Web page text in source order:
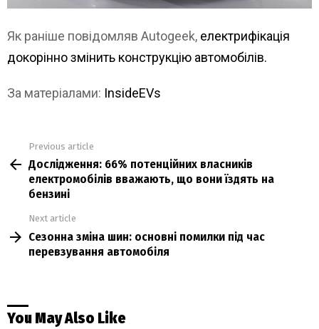
Як раніше повідомляв Autogeek, електрифікація
докорінно змінить конструкцію автомобілів.
За матеріалами: InsideEVs
more
Previous article
Дослідження: 66% потенційних власників
електромобілів вважають, що вони їздять на
бензині
Next article
Сезонна зміна шин: основні помилки під час
перевзування автомобіля
You May Also Like